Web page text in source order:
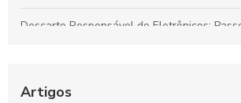
Descarte Responsável de Eletrônicos:
Sustentável
Artigos